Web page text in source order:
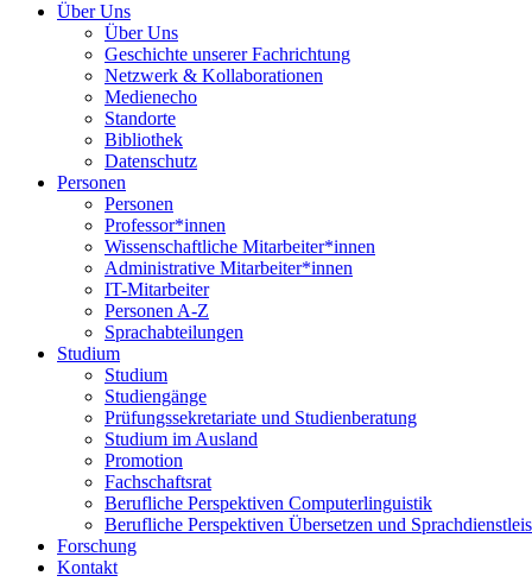
Über Uns
Über Uns
Geschichte unserer Fachrichtung
Netzwerk & Kollaborationen
Medienecho
Standorte
Bibliothek
Datenschutz
Personen
Personen
Professor*innen
Wissenschaftliche Mitarbeiter*innen
Administrative Mitarbeiter*innen
IT-Mitarbeiter
Personen A-Z
Sprachabteilungen
Studium
Studium
Studiengänge
Prüfungssekretariate und Studienberatung
Studium im Ausland
Promotion
Fachschaftsrat
Berufliche Perspektiven Computerlinguistik
Berufliche Perspektiven Übersetzen und
Forschung
Kontakt